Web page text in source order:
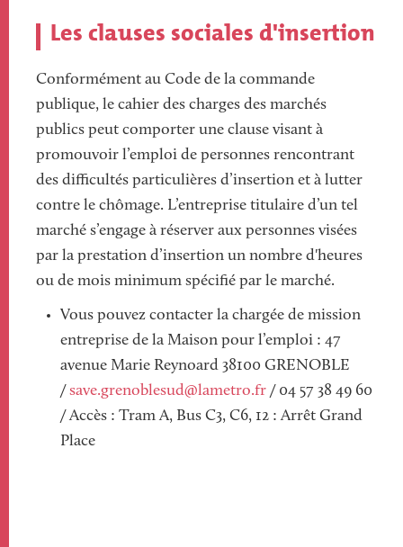
Les clauses sociales d'insertion
Conformément au Code de la commande
publique, le cahier des charges des marchés
publics peut comporter une clause visant à
promouvoir l’emploi de personnes rencontrant
des difficultés particulières d’insertion et à lutter
contre le chômage. L’entreprise titulaire d’un tel
marché s’engage à réserver aux personnes visées
par la prestation d’insertion un nombre d'heures
ou de mois minimum spécifié par le marché.
Vous pouvez contacter la chargée de mission
entreprise de la Maison pour l’emploi : 47
avenue Marie Reynoard 38100 GRENOBLE
/ save.grenoblesud@lametro.fr / 04 57 38 49 60
/ Accès : Tram A, Bus C3, C6, 12 : Arrêt Grand
Place